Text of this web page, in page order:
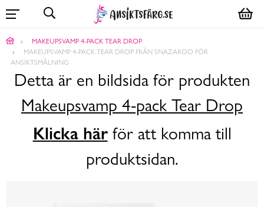
MAKEUPSVAMP 4-PACK TEAR DROP
MAKEUPSVAMP 4-PACK TEAR DROP FRÅN SNAZAROO FÖR
ANSIKTSMÅLNING
Detta är en bildsida för produkten
Makeupsvamp 4-pack Tear Drop
Klicka härför att komma till
produktsidan.